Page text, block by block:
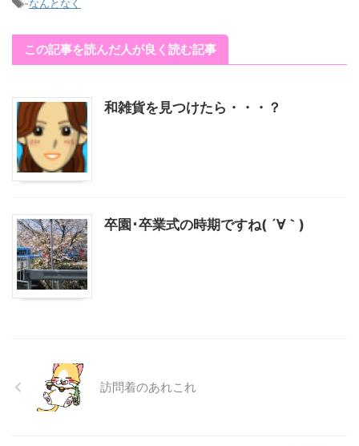
-なんとなく
この記事を読んだ人が良く読む記事
和雑貨を見つけたら・・・？
卒園･卒業式の時期ですね( ´∀｀)
訪問着のあれこれ